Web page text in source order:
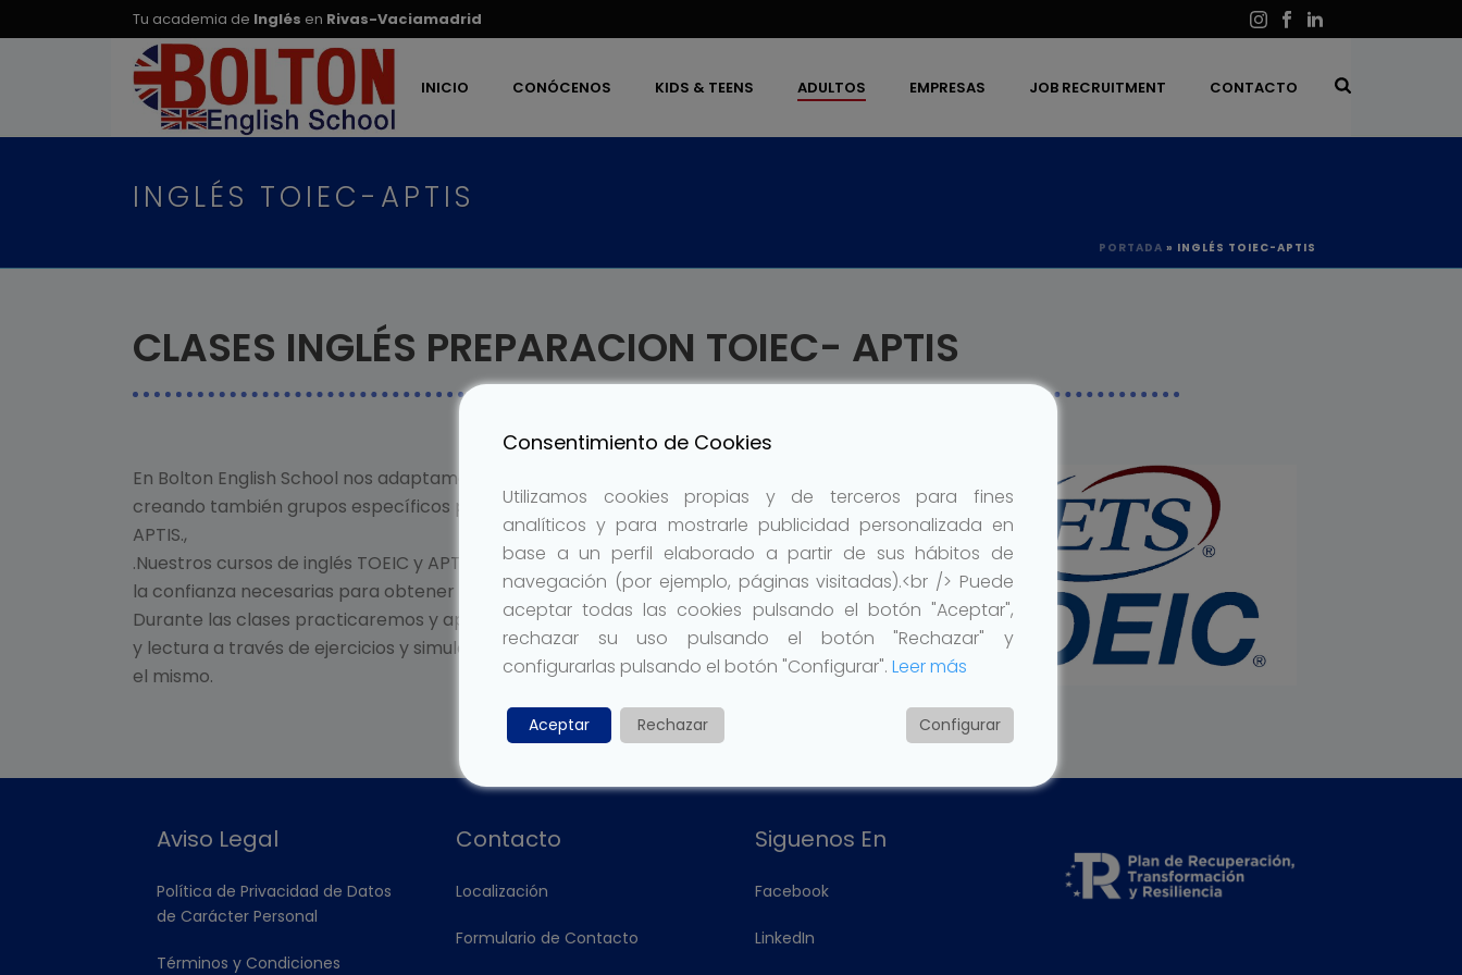
Tu academia de Inglés en Rivas-Vaciamadrid
INICIO CONÓCENOS KIDS & TEENS ADULTOS EMPRESAS JOB RECRUITMENT CONTACTO
INGLÉS TOIEC-APTIS
PORTADA » INGLÉS TOIEC-APTIS
CLASES INGLÉS PREPARACION TOIEC- APTIS
En Bolton English School nos adaptamos a las nuevas necesidades de nuestros alumnos
creando también grupos específicos para la preparación de exámenes de TOIEC y
APTIS.,
.Nuestros cursos de inglés TOEIC y APTIS están diseñados para brindarte las habilidades y
la confianza necesarias para obtener excelentes resultados en el examen.
Durante las clases practicaremos y aplicaremos tus habilidades de comprensión auditiva
y lectura a través de ejercicios y simulacros de exámenes que te ayudaran a focalizar en
el mismo.
Aviso Legal
Política de Privacidad de Datos
de Carácter Personal
Términos y Condiciones
Contacto
Localización
Formulario de Contacto
Siguenos En
Facebook
LinkedIn
Consentimiento de Cookies
Utilizamos cookies propias y de terceros para fines
analíticos y para mostrarle publicidad personalizada en
base a un perfil elaborado a partir de sus hábitos de
navegación (por ejemplo, páginas visitadas).<br /> Puede
aceptar todas las cookies pulsando el botón "Aceptar",
rechazar su uso pulsando el botón "Rechazar" y
configurarlas pulsando el botón "Configurar". Leer más
Aceptar Rechazar Configurar